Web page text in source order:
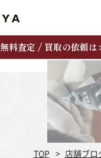
無料査定 / 買取の依頼は
TOP 店舗ブロ